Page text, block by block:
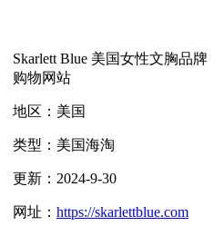
Skarlett Blue 美国女性文胸品牌
购物网站
地区：美国
类型：美国海淘
更新：2024-9-30
网址： https://skarlettblue.com